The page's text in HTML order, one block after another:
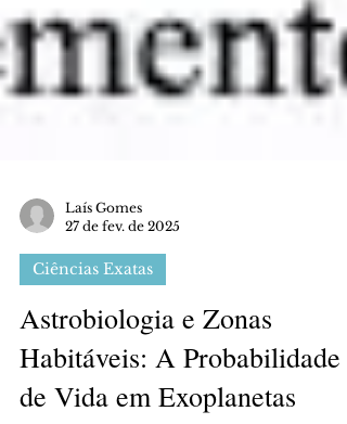
Laís Gomes
27 de fev. de 2025
Ciências Exatas
Astrobiologia e Zonas
Habitáveis: A Probabilidade